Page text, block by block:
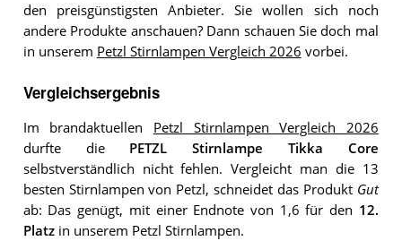
den preisgünstigsten Anbieter. Sie wollen sich noch
andere Produkte anschauen? Dann schauen Sie doch mal
in unserem Petzl Stirnlampen Vergleich 2026 vorbei.
Vergleichsergebnis
Im brandaktuellen Petzl Stirnlampen Vergleich 2026
durfte die PETZL Stirnlampe Tikka Core
selbstverständlich nicht fehlen. Vergleicht man die 13
besten Stirnlampen von Petzl, schneidet das Produkt Gut
ab: Das genügt, mit einer Endnote von 1,6 für den 12.
Platzin unserem Petzl Stirnlampen.